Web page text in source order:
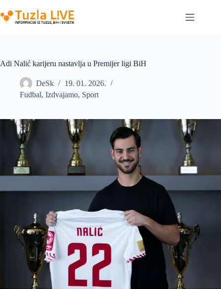
to
content
Adi Nalić karijeru nastavlja u Premijer ligi BiH
DeSk
19. 01. 2026.
Fudbal, Izdvajamo, Sport